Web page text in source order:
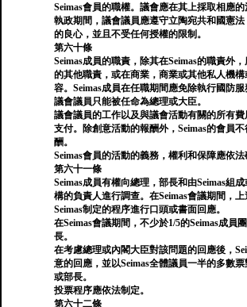
Seimas會員的職權。議會應在其上採取相應的
執政期間，議會議員應遵守立陶宛共和國憲
的良心，並且不受任何授權的限制。
第六十條
Seimas成員的職責，除其在Seimas的職責外
的其他職責，或在商業，商業或其他私人機
容。Seimas成員在任職期間應免除執行國防服
議會議員只能被任命為總理或大臣。
議會議員的工作以及與議會活動有關的所有
支付。除創意活動的報酬外，Seimas的會員
酬。
Seimas會員的活動的義務，權利和保障應依法
第六十一條
Seimas成員有權向總理，部長和由Seimas組
構的負責人進行調查。在Seimas會議期間，
Seimas制定的程序進行口頭或書面回應。
在Seimas會議期間，不少於1/5的Seimas成員
長。
在考慮總理或內閣大臣對該問題的回應後，
意的回應，並以Seimas全體議員一半的多數票
或部長。
投票程序應依法制定。
第六十二條